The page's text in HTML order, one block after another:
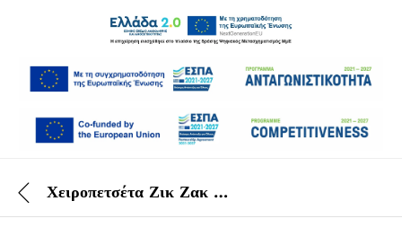
Χειροπετσέτα Ζικ Ζακ Λευκή Econ21 4000 ΤΕΜ